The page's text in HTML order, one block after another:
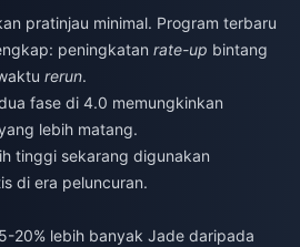
pratinjau minimal. Program terbaru
peningkatan rate-up bintang
rerun.
fase di 4.0 memungkinkan
lebih matang.
tinggi sekarang digunakan
di era peluncuran.
20% lebih banyak Jade daripada